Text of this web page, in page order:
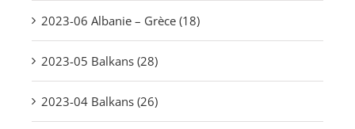
2023-06 Albanie – Grèce (18)
2023-05 Balkans (28)
2023-04 Balkans (26)